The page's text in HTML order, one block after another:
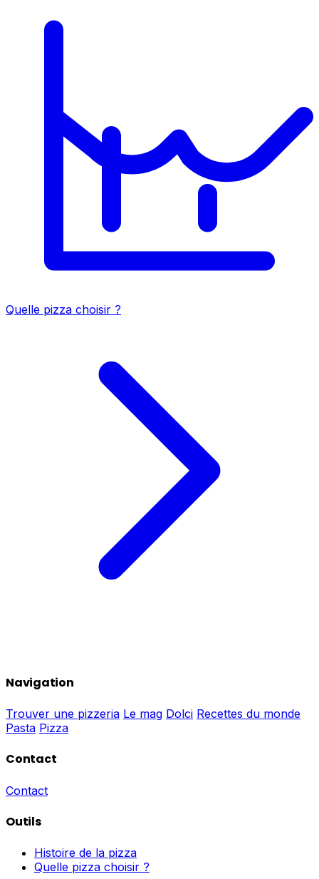
Quelle pizza choisir ?
Navigation
Trouver une pizzeria Le mag Dolci Recettes du monde
Pasta Pizza
Contact
Contact
Outils
Histoire de la pizza
Quelle pizza choisir ?